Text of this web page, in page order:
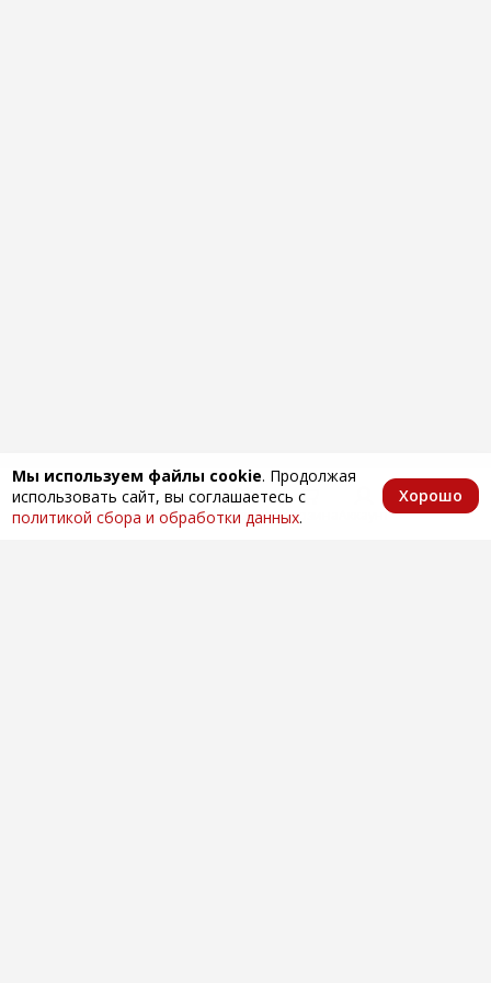
Мы используем файлы cookie. Продолжая
использовать сайт, вы соглашаетесь с
политикой сбора и обработки данных.
Хорошо
Главная КаталогИзбранноеКорзина Аккаунт